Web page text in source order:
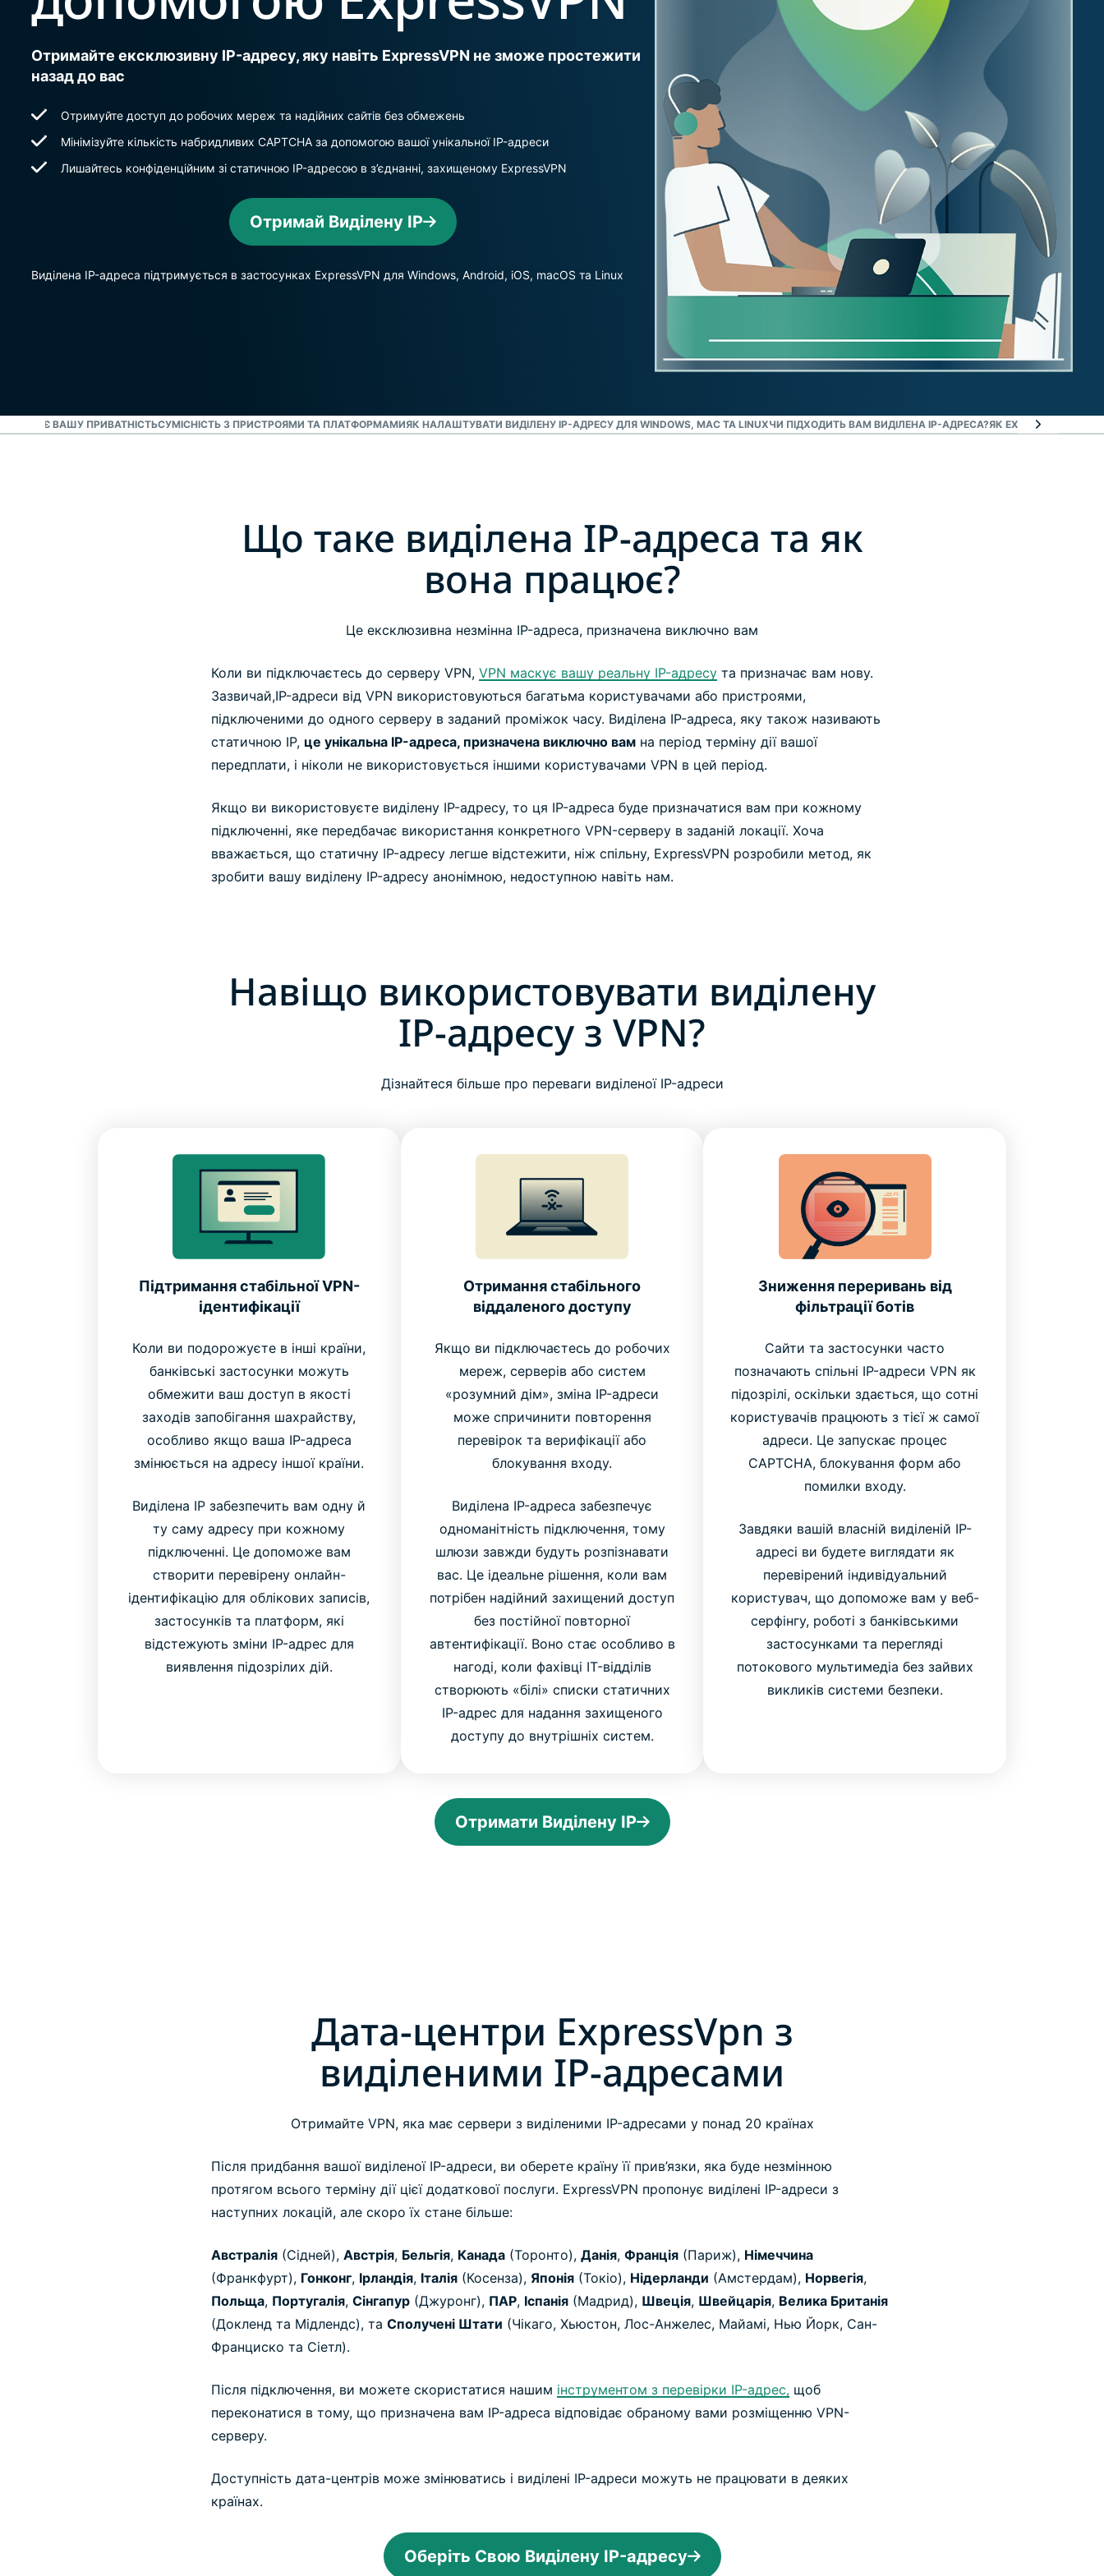
вашого "цифрового" життя.
Дивитись всі продукти
автентифікація
іншого.
обчислювань
для інтелекту,
конфіденційність
Потужний набір
захисту
Отримайте ексклюзивну IP-адресу, яку навіть ExpressVPN не зможе простежити
назад до вас
Отримуйте доступ до робочих мереж та надійних сайтів без обмежень
Мінімізуйте кількість набридливих CAPTCHA за допомогою вашої унікальної IP-адреси
Лишайтесь конфіденційним зі статичною IP-адресою в з’єднанні, захищеному ExpressVPN
Отримай Виділену IP
Виділена IP-адреса підтримується в застосунках ExpressVPN для Windows, Android, iOS, macOS та Linux
ЗБЕРІГАЄ ВАШУ ПРИВАТНІСТЬСУМІСНІСТЬ З ПРИСТРОЯМИ ТА ПЛАТФОРМАМИЯК НАЛАШТУВАТИ ВИДІЛЕНУ IP-АДРЕСУ ДЛЯ WINDOWS, MAC ТА LINUXЧИ ПІДХОДИТЬ ВАМ ВИДІЛЕНА IP-АДРЕСА?ЯК EXPRESSVPN
Що таке виділена IP-адреса та як
вона працює?
Це ексклюзивна незмінна IP-адреса, призначена виключно вам
Коли ви підключаєтесь до серверу VPN, VPN маскує вашу реальну IP-адресу та призначає вам нову.
Зазвичай,IP-адреси від VPN використовуються багатьма користувачами або пристроями,
підключеними до одного серверу в заданий проміжок часу. Виділена IP-адреса, яку також називають
статичною IP, це унікальна IP-адреса, призначена виключно вам на період терміну дії вашої
передплати, і ніколи не використовується іншими користувачами VPN в цей період.
Якщо ви використовуєте виділену IP-адресу, то ця IP-адреса буде призначатися вам при кожному
підключенні, яке передбачає використання конкретного VPN-серверу в заданій локації. Хоча
вважається, що статичну IP-адресу легше відстежити, ніж спільну, ExpressVPN розробили метод, як
зробити вашу виділену IP-адресу анонімною, недоступною навіть нам.
Навіщо використовувати виділену
IP-адресу з VPN?
Дізнайтеся більше про переваги виділеної IP-адреси
Підтримання стабільної VPN-
ідентифікації
Коли ви подорожуєте в інші країни,
банківські застосунки можуть
обмежити ваш доступ в якості
заходів запобігання шахрайству,
особливо якщо ваша IP-адреса
змінюється на адресу іншої країни.
Виділена IP забезпечить вам одну й
ту саму адресу при кожному
підключенні. Це допоможе вам
створити перевірену онлайн-
ідентифікацію для облікових записів,
застосунків та платформ, які
відстежують зміни IP-адрес для
виявлення підозрілих дій.
Отримання стабільного
віддаленого доступу
Якщо ви підключаєтесь до робочих
мереж, серверів або систем
«розумний дім», зміна IP-адреси
може спричинити повторення
перевірок та верифікації або
блокування входу.
Виділена IP-адреса забезпечує
одноманітність підключення, тому
шлюзи завжди будуть розпізнавати
вас. Це ідеальне рішення, коли вам
потрібен надійний захищений доступ
без постійної повторної
автентифікації. Воно стає особливо в
нагоді, коли фахівці IT-відділів
створюють «білі» списки статичних
IP-адрес для надання захищеного
доступу до внутрішніх систем.
Зниження переривань від
фільтрації ботів
Сайти та застосунки часто
позначають спільні IP-адреси VPN як
підозрілі, оскільки здається, що сотні
користувачів працюють з тієї ж самої
адреси. Це запускає процес
CAPTCHA, блокування форм або
помилки входу.
Завдяки вашій власній виділеній IP-
адресі ви будете виглядати як
перевірений індивідуальний
користувач, що допоможе вам у веб-
серфінгу, роботі з банківськими
застосунками та перегляді
потокового мультимедіа без зайвих
викликів системи безпеки.
Отримати Виділену IP
Дата-центри ExpressVpn з
виділеними IP-адресами
Отримайте VPN, яка має сервери з виділеними IP-адресами у понад 20 країнах
Після придбання вашої виділеної IP-адреси, ви оберете країну її прив’язки, яка буде незмінною
протягом всього терміну дії цієї додаткової послуги. ExpressVPN пропонує виділені IP-адреси з
наступних локацій, але скоро їх стане більше:
Австралія (Сідней), Австрія, Бельгія, Канада (Торонто), Данія, Франція (Париж), Німеччина
(Франкфурт), Гонконг, Ірландія, Італія (Косенза), Японія (Токіо), Нідерланди (Амстердам), Норвегія,
Польща, Португалія, Сінгапур (Джуронг), ПАР, Іспанія (Мадрид), Швеція, Швейцарія, Велика Британія
(Докленд та Мідлендс), та Сполучені Штати (Чікаго, Хьюстон, Лос-Анжелес, Майамі, Нью Йорк, Сан-
Франциско та Сіетл).
Після підключення, ви можете скористатися нашим інструментом з перевірки IP-адрес, щоб
переконатися в тому, що призначена вам IP-адреса відповідає обраному вами розміщенню VPN-
серверу.
Доступність дата-центрів може змінюватись і виділені IP-адреси можуть не працювати в деяких
країнах.
Оберіть Свою Виділену IP-адресу